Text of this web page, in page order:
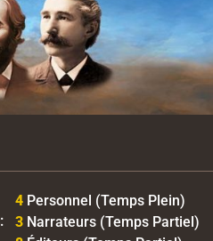
4Personnel (Temps Plein)
3Narrateurs (Temps Partiel)